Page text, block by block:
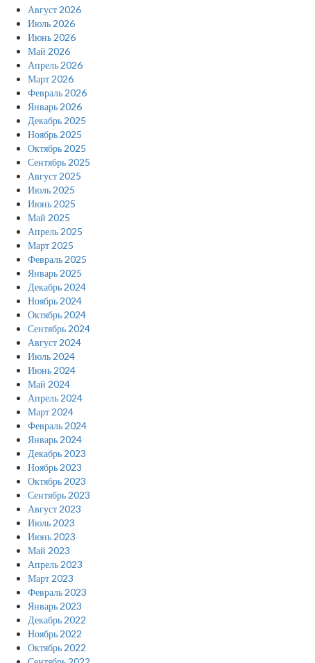
Август 2026
Июль 2026
Июнь 2026
Май 2026
Апрель 2026
Март 2026
Февраль 2026
Январь 2026
Декабрь 2025
Ноябрь 2025
Октябрь 2025
Сентябрь 2025
Август 2025
Июль 2025
Июнь 2025
Май 2025
Апрель 2025
Март 2025
Февраль 2025
Январь 2025
Декабрь 2024
Ноябрь 2024
Октябрь 2024
Сентябрь 2024
Август 2024
Июль 2024
Июнь 2024
Май 2024
Апрель 2024
Март 2024
Февраль 2024
Январь 2024
Декабрь 2023
Ноябрь 2023
Октябрь 2023
Сентябрь 2023
Август 2023
Июль 2023
Июнь 2023
Май 2023
Апрель 2023
Март 2023
Февраль 2023
Январь 2023
Декабрь 2022
Ноябрь 2022
Октябрь 2022